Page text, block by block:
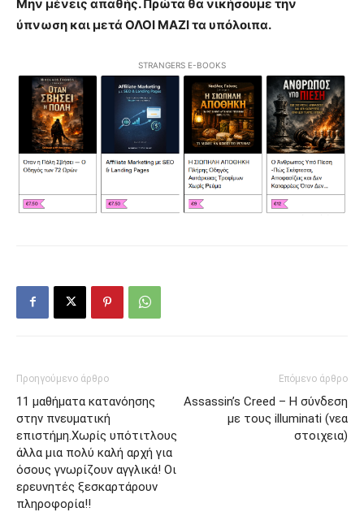
Μην μένεις απαθής. Πρώτα θα νικήσουμε την
ύπνωση και μετά ΟΛΟΙ ΜΑΖΙ τα υπόλοιπα.
STRANGERS E-BOOKS
Προηγούμενο άρθρο
11 μαθήματα κατανόησης
στην πνευματική
επιστήμη.Χωρίς υπότιτλους
άλλα μια πολύ καλή αρχή για
όσους γνωρίζουν αγγλικά! Οι
ερευνητές ξεσκαρτάρουν
πληροφορία!!
Επόμενο άρθρο
Assassin’s Creed – Η σύνδεση
με τους illuminati (νεα
στοιχεια)